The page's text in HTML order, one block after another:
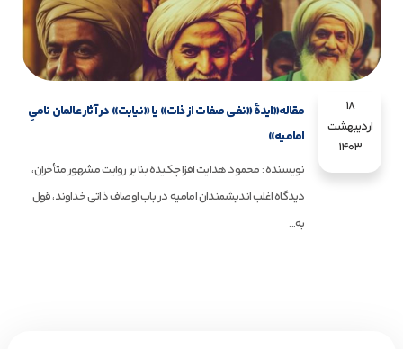
18
اردیبهشت
1403
مقاله«ایدۀ «نفی صفات از ذات» یا «نیابت» در آثار عالمان نامیِ
امامیه»
نویسنده : محمود هدایت افزا چکیده بنا بر روایت مشهور متأخران،
دیدگاه اغلب اندیشمندان امامیه در باب اوصاف ذاتی خداوند، قول
به...